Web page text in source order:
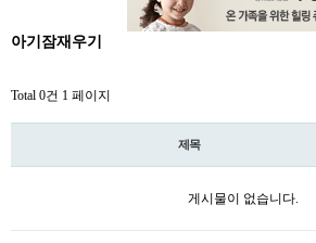
아기잠재우기
Total 0건 1 페이지
제목
게시물이 없습니다.